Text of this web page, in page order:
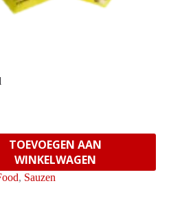
TOEVOEGEN AAN
WINKELWAGEN
, Sauzen